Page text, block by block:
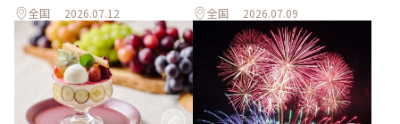
全国 2026.07.12 全国 2026.07.09